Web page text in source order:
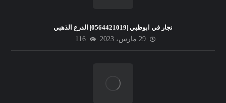
نجار في ابوظبي |0564421019| الدرع الذهبي
29 مارس، 2023
116